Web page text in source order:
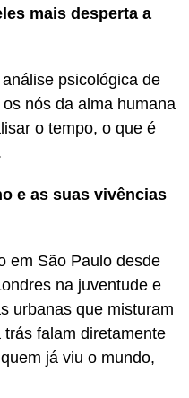
mais desperta a
psicológica de
nós da alma humana
o tempo, o que é
e as suas vivências
em São Paulo desde
na juventude e
urbanas que misturam
falam diretamente
já viu o mundo,